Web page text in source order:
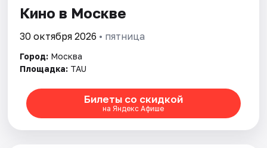
Площадки
Артисты
Рейтинги
Кино в Москве
30 октября 2026 • пятница
Город: Москва
Площадка: TAU
Билеты со скидкой
на Яндекс Афише